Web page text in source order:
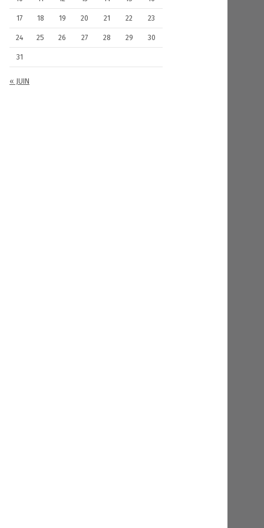
« JUIN
17 18 19 20 21 22 23
24 25 26 27 28 29 30
31